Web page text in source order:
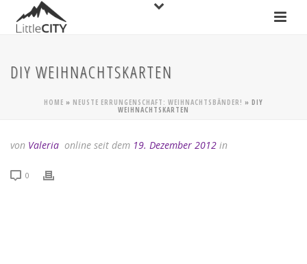
DIY WEIHNACHTSKARTEN
HOME » NEUSTE ERRUNGENSCHAFT: WEIHNACHTSBÄNDER! » DIY
WEIHNACHTSKARTEN
von Valeria online seit dem 19. Dezember 2012 in
0